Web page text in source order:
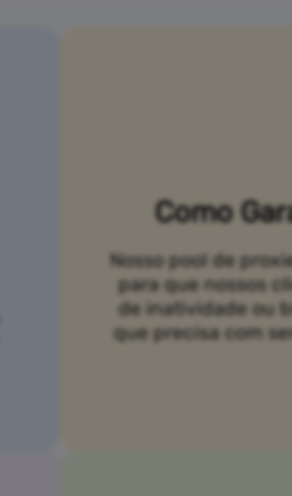
Como
Nosso pool de
para que nossos
de inatividade ou
que precisa com